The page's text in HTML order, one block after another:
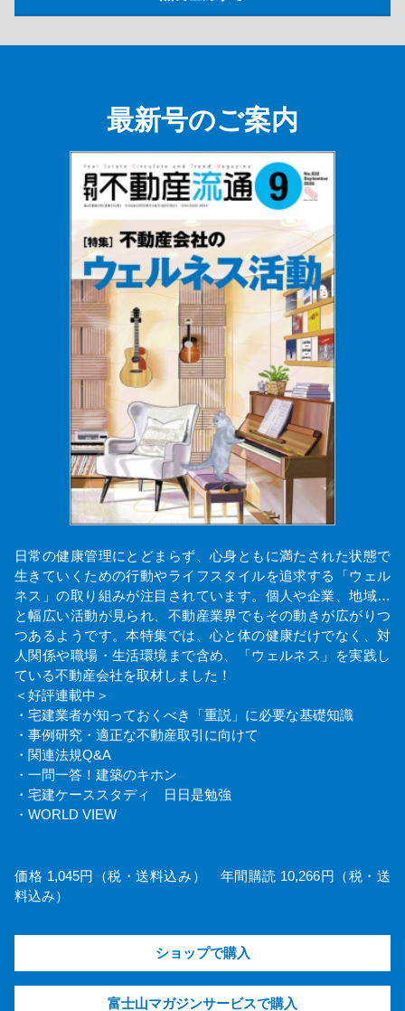
最新号のご案内
日常の健康管理にとどまらず、心身ともに満たされた状態で
生きていくための行動やライフスタイルを追求する「ウェル
ネス」の取り組みが注目されています。個人や企業、地域…
と幅広い活動が見られ、不動産業界でもその動きが広がりつ
つあるようです。本特集では、心と体の健康だけでなく、対
人関係や職場・生活環境まで含め、「ウェルネス」を実践し
ている不動産会社を取材しました！
＜好評連載中＞
・宅建業者が知っておくべき「重説」に必要な基礎知識
・事例研究・適正な不動産取引に向けて
・関連法規Q&A
・一問一答！建築のキホン
・宅建ケーススタディ 日日是勉強
・WORLD VIEW
価格 1,045円（税・送料込み） 年間購読 10,266円（税・送
料込み）
ショップで購入
富士山マガジンサービスで購入